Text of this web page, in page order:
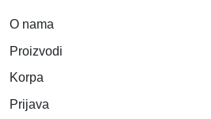
O nama
Proizvodi
Korpa
Prijava